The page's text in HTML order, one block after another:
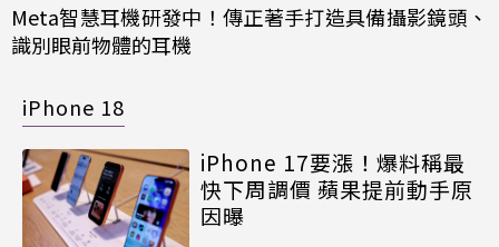
Meta智慧耳機研發中！傳正著手打造具備攝影鏡頭、
識別眼前物體的耳機
iPhone 18
iPhone 17要漲！爆料稱最
快下周調價 蘋果提前動手原
因曝